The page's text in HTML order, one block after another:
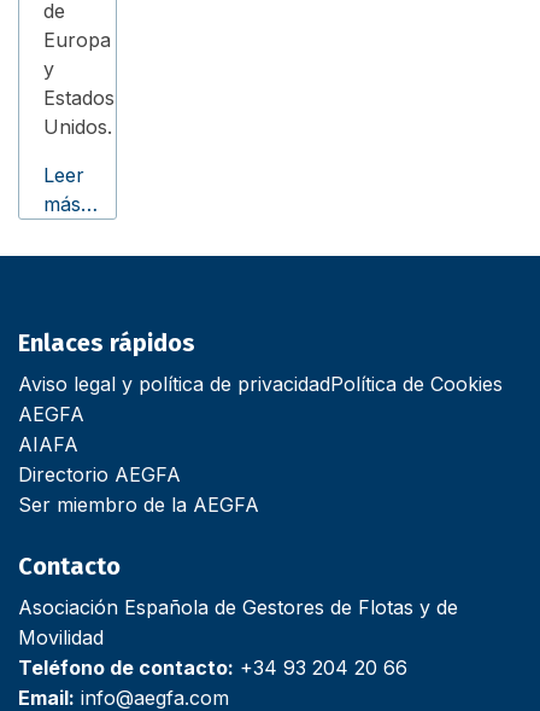
de
Europa
y
Estados
Unidos.
Leer
más…
Enlaces rápidos
Aviso legal y política de privacidadPolítica de Cookies
AEGFA
AIAFA
Directorio AEGFA
Ser miembro de la AEGFA
Contacto
Asociación Española de Gestores de Flotas y de
Movilidad
Teléfono de contacto: +34 93 204 20 66
Email: info@aegfa.com